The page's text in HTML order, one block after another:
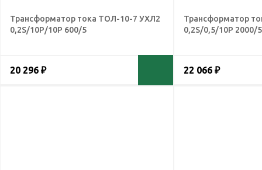
Трансформатор тока ТОЛ-10-7 УХЛ2
0,2S/10Р/10Р 600/5
20 296 ₽
Трансформатор
0,2S/0,5/10Р 2000/5
22 066 ₽